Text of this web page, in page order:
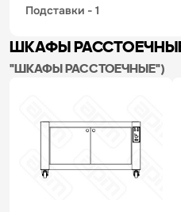
подставки - 1
ШКАФЫ
"ШКАФЫ РАССТОЕЧНЫЕ")